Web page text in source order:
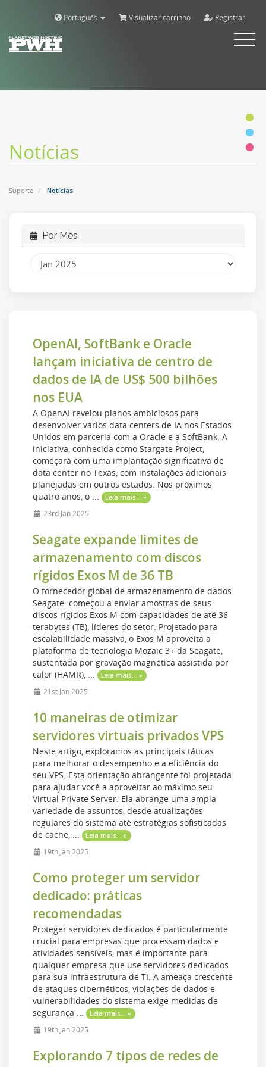
Português Visualizar carrinho Registrar
Alternar
Notícias
Suporte Notícias
Por Mês
OpenAI, SoftBank e Oracle
lançam iniciativa de centro de
dados de IA de US$ 500 bilhões
nos EUA
A OpenAI revelou planos ambiciosos para
desenvolver vários data centers de IA nos Estados
Unidos em parceria com a Oracle e a SoftBank. A
iniciativa, conhecida como Stargate Project,
começará com uma implantação significativa de
data center no Texas, com instalações adicionais
planejadas em outros estados. Nos próximos
quatro anos, o ...
Leia mais... »
23rd Jan 2025
Seagate expande limites de
armazenamento com discos
rígidos Exos M de 36 TB
O fornecedor global de armazenamento de dados
Seagate começou a enviar amostras de seus
discos rígidos Exos M com capacidades de até 36
terabytes (TB), líderes do setor. Projetado para
escalabilidade massiva, o Exos M aproveita a
plataforma de tecnologia Mozaic 3+ da Seagate,
sustentada por gravação magnética assistida por
calor (HAMR), ...
Leia mais... »
21st Jan 2025
10 maneiras de otimizar
servidores virtuais privados VPS
Neste artigo, exploramos as principais táticas
para melhorar o desempenho e a eficiência do
seu VPS. Esta orientação abrangente foi projetada
para ajudar você a aproveitar ao máximo seu
Virtual Private Server. Ela abrange uma ampla
variedade de assuntos, desde atualizações
regulares do sistema até estratégias sofisticadas
de cache, ...
Leia mais... »
19th Jan 2025
Como proteger um servidor
dedicado: práticas
recomendadas
Proteger servidores dedicados é particularmente
crucial para empresas que processam dados e
atividades sensíveis, mas é importante para
qualquer empresa que use servidores dedicados
para sua infraestrutura de TI. A ameaça crescente
de ataques cibernéticos, violações de dados e
vulnerabilidades do sistema exige medidas de
segurança ...
Leia mais... »
19th Jan 2025
Explorando 7 tipos de redes de